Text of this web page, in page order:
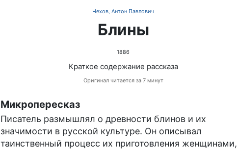
Чехов, Антон Павлович
Блины
1886
Краткое содержание рассказа
Оригинал читается за 7 минут
Микропересказ
Писатель размышлял о древности блинов и их
значимости в русской культуре. Он описывал
таинственный процесс их приготовления женщинами,